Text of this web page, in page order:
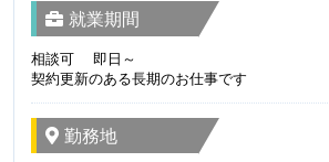
就業期間
相談可 即日～
契約更新のある長期のお仕事です
勤務地